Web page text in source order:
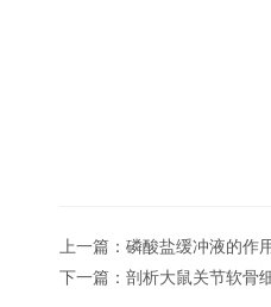
上一篇： 磷酸盐缓冲液的作
下一篇： 剖析大鼠关节软骨